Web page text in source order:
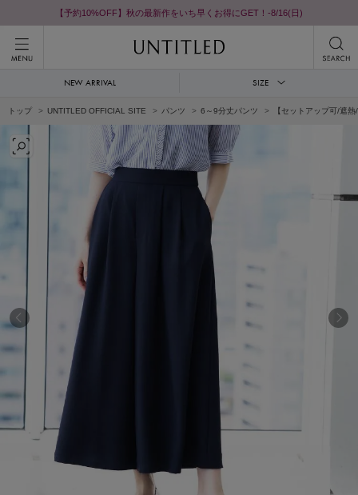
【予約10%OFF】秋の最新作をいち早くお得にGET！-8/16(日)
NEW ARRIVAL SIZE
トップ UNTITLED OFFICIAL SITE パンツ 6～9分丈パンツ 【セットアップ可/遮